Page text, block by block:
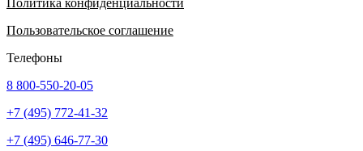
Политика конфиденциальности
Пользовательское соглашение
Телефоны
8 800-550-20-05
+7 (495) 772-41-32
+7 (495) 646-77-30